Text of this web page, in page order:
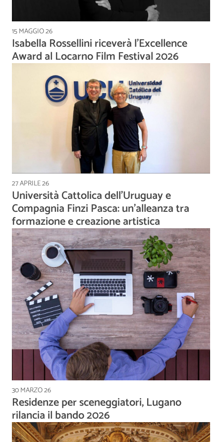
15 MAGGIO 26
Isabella Rossellini riceverà l’Excellence
Award al Locarno Film Festival 2026
27 APRILE 26
Università Cattolica dell’Uruguay e
Compagnia Finzi Pasca: un’alleanza tra
formazione e creazione artistica
30 MARZO 26
Residenze per sceneggiatori, Lugano
rilancia il bando 2026